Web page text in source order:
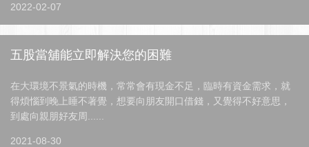
2022-02-07
五股當舖能立即解決您的困難
在大環境不景氣的時機，常常會有現金不足，臨時有資金需求，就
得煩惱到晚上睡不著覺，想要向朋友開口借錢，又覺得不好意思，
到處向親朋好友周......
2021-08-30